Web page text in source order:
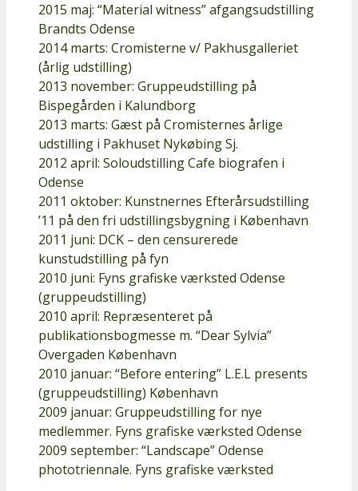
2015 maj: “Material witness” afgangsudstilling
Brandts Odense
2014 marts: Cromisterne v/ Pakhusgalleriet
(årlig udstilling)
2013 november: Gruppeudstilling på
Bispegården i Kalundborg
2013 marts: Gæst på Cromisternes årlige
udstilling i Pakhuset Nykøbing Sj.
2012 april: Soloudstilling Cafe biografen i
Odense
2011 oktober: Kunstnernes Efterårsudstilling
’11 på den fri udstillingsbygning i København
2011 juni: DCK – den censurerede
kunstudstilling på fyn
2010 juni: Fyns grafiske værksted Odense
(gruppeudstilling)
2010 april: Repræsenteret på
publikationsbogmesse m. “Dear Sylvia”
Overgaden København
2010 januar: “Before entering” L.E.L presents
(gruppeudstilling) København
2009 januar: Gruppeudstilling for nye
medlemmer. Fyns grafiske værksted Odense
2009 september: “Landscape” Odense
phototriennale. Fyns grafiske værksted